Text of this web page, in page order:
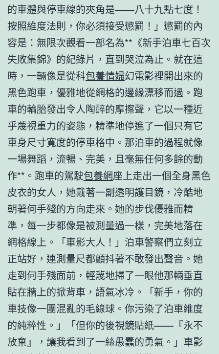
的車體與停車線的夾角是——八十九點七度！
按照維度法則，你必須接受懲罰！」懲罰的內
容是：無限次觀看一部名為**《新手泊車七百次
失敗集錦》的紀錄片，直到哭泣為止。就在這
時，一輛像是從科包養情婦幻電影裡開出來的
黑色跑車，優雅地從網格的邊緣漂移而過。跑
車的輪胎發出令人陶醉的摩擦聲，它以一種近
乎蔑視重力的姿態，精準地停進了一個只有它
車身尺寸寬度的停車格中。那泊車的過程就像
一場舞蹈，流暢、完美，且毫無任何多餘的動
作**。跑車的駕駛包養網座上走出一個全身黑色
皮衣的女人，她戴著一副透明護目鏡，冷酷地
朝著何手殘的方向走來。她的步伐優雅而精
準，每一步都像是被測量過一樣，完美地落在
網格線上。「車影大人！」泊車警察們立刻立
正站好，連測量尺都顫抖著不敢發出聲音。她
走到何手殘面前，輕蔑地掃了一眼他那輛垂直
貼在牆上的掀背車，語氣冰冷。「新手，你的
車技像一團混亂的毛線球。你污染了泊車維度
的純粹性。」「但你的後視鏡貼紙——『永不
放棄』，讓我看到了一絲愚蠢的勇氣。」車影